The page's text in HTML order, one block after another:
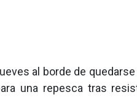
al borde de
una repesca tras